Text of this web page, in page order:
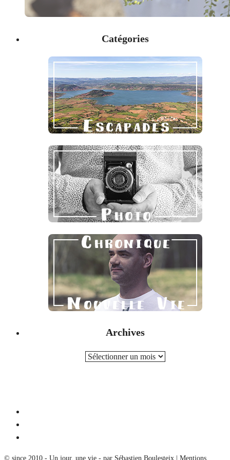
Catégories
Archives
ARCHIVES
© since 2010 - Un jour, une vie - par Sébastien Boulesteix | Mentions